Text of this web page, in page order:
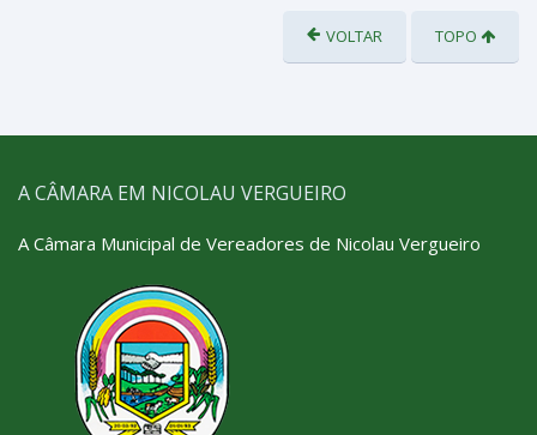
VOLTAR TOPO
A CÂMARA EM NICOLAU VERGUEIRO
A Câmara Municipal de Vereadores de Nicolau Vergueiro